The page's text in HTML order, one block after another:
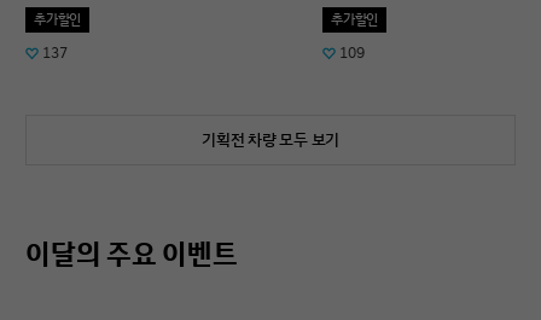
추가할인
137
추가할인
109
기획전 차량 모두 보기
이달의 주요 이벤트